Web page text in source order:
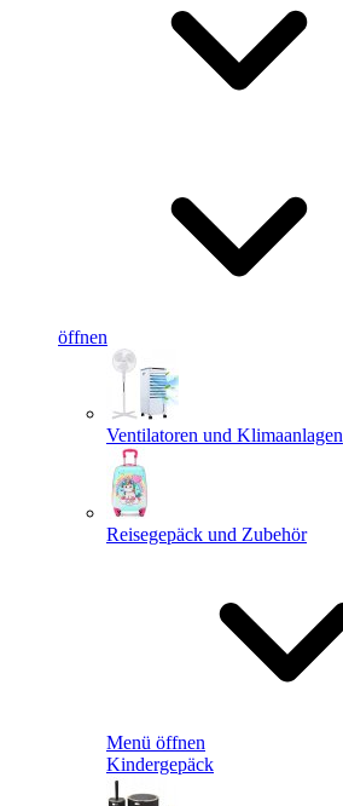
öffnen
Ventilatoren und Klimaanlagen
Reisegepäck und Zubehör
Menü öffnen
Kindergepäck